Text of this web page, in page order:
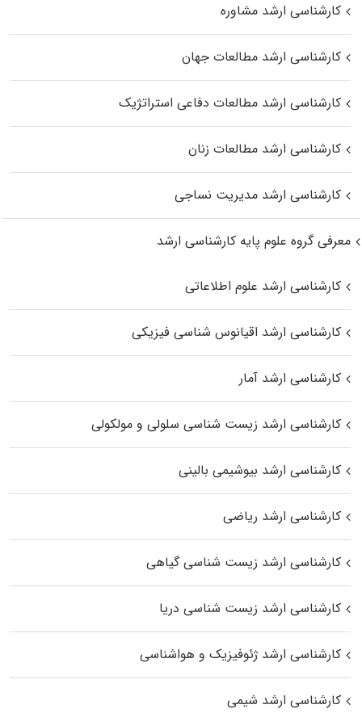
کارشناسی ارشد مشاوره
کارشناسی ارشد مطالعات جهان
کارشناسی ارشد مطالعات دفاعی استراتژیک
کارشناسی ارشد مطالعات زنان
کارشناسی ارشد مدیریت نساجی
معرفی گروه علوم پایه کارشناسی ارشد
کارشناسی ارشد علوم اطلاعاتی
کارشناسی ارشد اقیانوس‌ شناسی فیزیکی
کارشناسی ارشد آمار
کارشناسی ارشد زیست شناسی سلولی و مولکولی
کارشناسی ارشد بیوشیمی بالینی
کارشناسی ارشد ریاضی
کارشناسی ارشد زیست‌ شناسی گیاهی
کارشناسی ارشد زیست‌ شناسی دریا
کارشناسی ارشد ژئوفیزیک و هواشناسی
کارشناسی ارشد شیمی